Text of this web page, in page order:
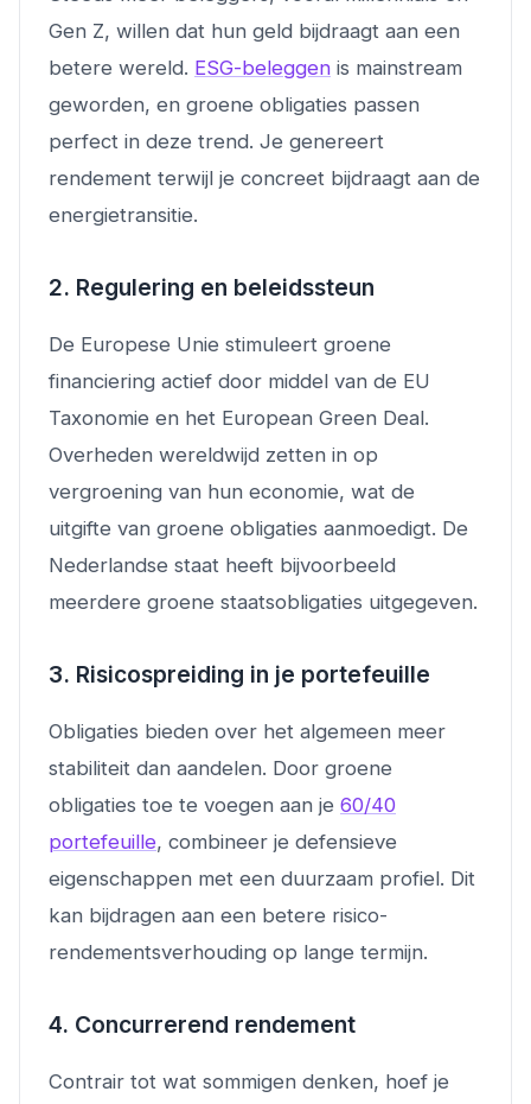
Gen Z, willen dat hun geld bijdraagt aan een
betere wereld. ESG-beleggen is mainstream
geworden, en groene obligaties passen
perfect in deze trend. Je genereert
rendement terwijl je concreet bijdraagt aan de
energietransitie.
2. Regulering en beleidssteun
De Europese Unie stimuleert groene
financiering actief door middel van de EU
Taxonomie en het European Green Deal.
Overheden wereldwijd zetten in op
vergroening van hun economie, wat de
uitgifte van groene obligaties aanmoedigt. De
Nederlandse staat heeft bijvoorbeeld
meerdere groene staatsobligaties uitgegeven.
3. Risicospreiding in je portefeuille
Obligaties bieden over het algemeen meer
stabiliteit dan aandelen. Door groene
obligaties toe te voegen aan je 60/40
portefeuille, combineer je defensieve
eigenschappen met een duurzaam profiel. Dit
kan bijdragen aan een betere risico-
rendementsverhouding op lange termijn.
4. Concurrerend rendement
Contrair tot wat sommigen denken, hoef je